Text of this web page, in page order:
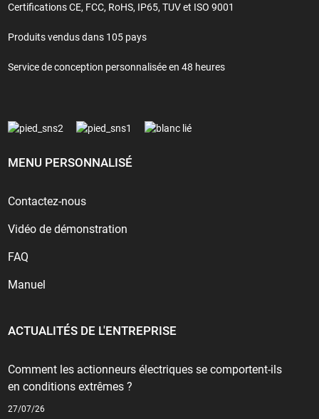
Certifications CE, FCC, RoHS, IP65, TUV et ISO 9001
Produits vendus dans 105 pays
Service de conception personnalisée en 48 heures
MENU PERSONNALISÉ
Contactez-nous
Vidéo de démonstration
FAQ
Manuel
ACTUALITÉS DE L'ENTREPRISE
Comment les actionneurs électriques se comportent-ils
en conditions extrêmes ?
27/07/26